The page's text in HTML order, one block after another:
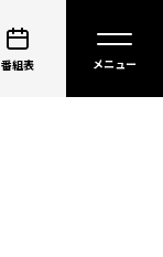
番組表